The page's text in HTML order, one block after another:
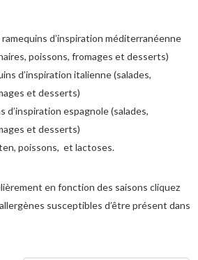
d’inspiration méditerranéenne
poissons, fromages et desserts)
d’inspiration italienne (salades,
et desserts)
d’inspiration espagnole (salades,
et desserts)
poissons, et lactoses.
en fonction des saisons cliquez
susceptibles d’être présent dans